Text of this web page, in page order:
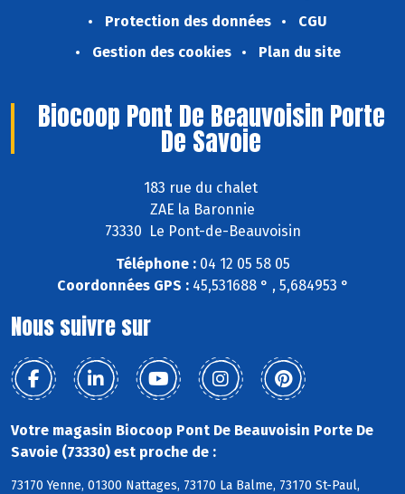
Protection des données
CGU
Gestion des cookies
Plan du site
Biocoop Pont De Beauvoisin Porte
De Savoie
183 rue du chalet
ZAE la Baronnie
73330 Le Pont-de-Beauvoisin
Téléphone :04 12 05 58 05
Coordonnées GPS :45,531688 ° , 5,684953 °
Nous suivre sur
Votre magasin Biocoop Pont De Beauvoisin Porte De
Savoie (73330) est proche de :
73170 Yenne, 01300 Nattages, 73170 La Balme, 73170 St-Paul,